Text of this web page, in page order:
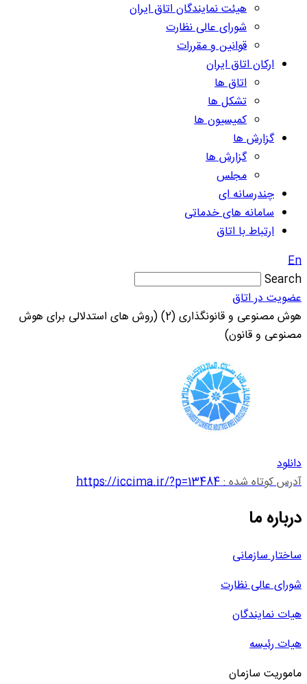
هیئت نمایندگان اتاق ایران
شورای عالی نظارت
قوانین و مقررات
ارکان اتاق ایران
اتاق ها
تشکل ها
کمیسیون ها
گزارش ها
گزارش ها
مجلس
چندرسانه ای
سامانه های خدماتی
ارتباط با اتاق
En
Search
عضویت در اتاق
هوش مصنوعی و قانونگذاری (2) (روش های استدلالی برای هوش
مصنوعی و قانون)
دانلود
آدرس کوتاه شده :https://iccima.ir/?p=13484
درباره ما
ساختار سازمانی
شورای عالی نظارت
هیات نمایندگان
هیات رئیسه
ماموریت سازمان